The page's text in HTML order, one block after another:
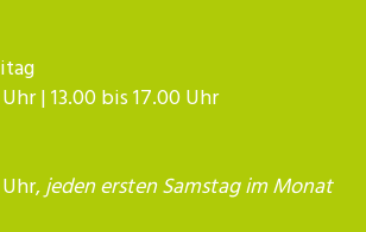
| 13.00 bis 17.00 Uhr
Uhr,jeden ersten Samstag im Monat